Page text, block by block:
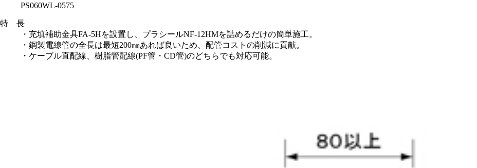
PS060WL-0575
特 長
・充填補助金具FA-5Hを設置し、プラシールNF-12HMを詰めるだけの簡単施工。
・鋼製電線管の全長は最短200㎜あれば良いため、配管コストの削減に貢献。
・ケーブル直配線、樹脂管配線(PF管・CD管)のどちらでも対応可能。